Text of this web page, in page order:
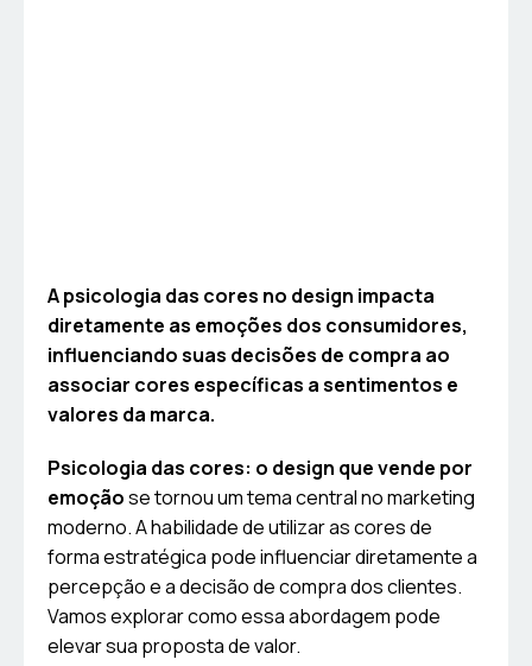
A psicologia das cores no design impacta
diretamente as emoções dos consumidores,
influenciando suas decisões de compra ao
associar cores específicas a sentimentos e
valores da marca.
Psicologia das cores: o design que vende por
emoçãose tornou um tema central no marketing
moderno. A habilidade de utilizar as cores de
forma estratégica pode influenciar diretamente a
percepção e a decisão de compra dos clientes.
Vamos explorar como essa abordagem pode
elevar sua proposta de valor.